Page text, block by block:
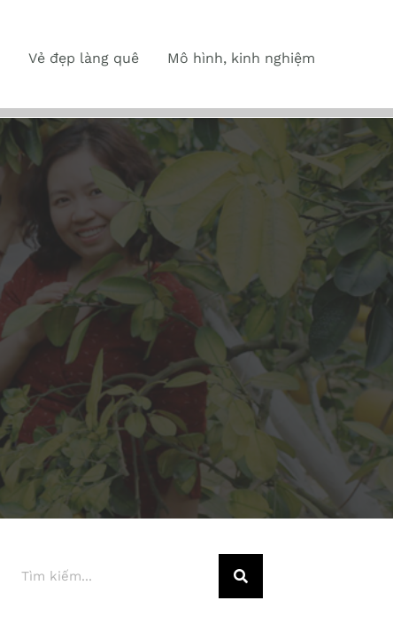
Vẻ đẹp làng quê Mô hình, kinh nghiệm